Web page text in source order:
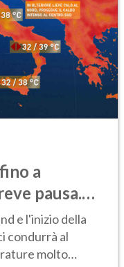
a
pausa.
e l'inizio della
condurrà al
molto